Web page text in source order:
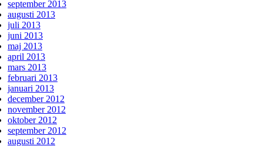
september 2013
augusti 2013
juli 2013
juni 2013
maj 2013
april 2013
mars 2013
februari 2013
januari 2013
december 2012
november 2012
oktober 2012
september 2012
augusti 2012